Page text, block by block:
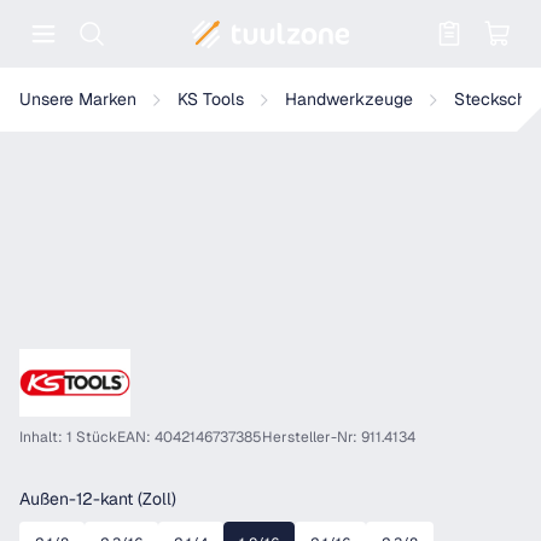
Unsere Marken KS Tools Handwerkzeuge
KS Tools 3/4" 12-kant-Stecknuss, kurz
Inhalt: 1 StückEAN: 4042146737385Hersteller-Nr: 911.4134
Außen-12-kant (Zoll)auswählen